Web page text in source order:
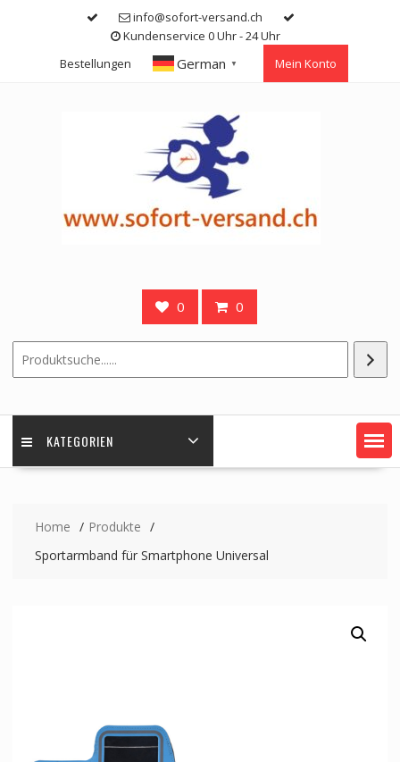
info@sofort-versand.ch
Kundenservice 0 Uhr - 24 Uhr
Bestellungen
German ▼ Mein Konto
0 0
KATEGORIEN
Home
Produkte
Sportarmband für Smartphone Universal